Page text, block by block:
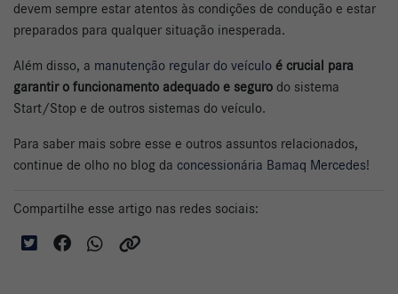
devem sempre estar atentos às condições de condução e estar
preparados para qualquer situação inesperada.
Além disso, a manutenção regular do veículo é crucial para
garantir o funcionamento adequado e seguro do sistema
Start/Stop e de outros sistemas do veículo.
Para saber mais sobre esse e outros assuntos relacionados,
continue de olho no blog da concessionária Bamaq Mercedes!
Compartilhe esse artigo nas redes sociais: